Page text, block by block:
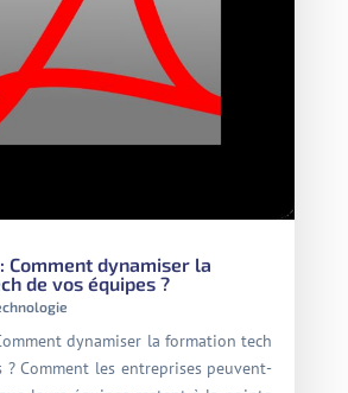
Comment dynamiser la
de vos équipes ?
dynamiser la formation tech
? Comment les entreprises peuvent-